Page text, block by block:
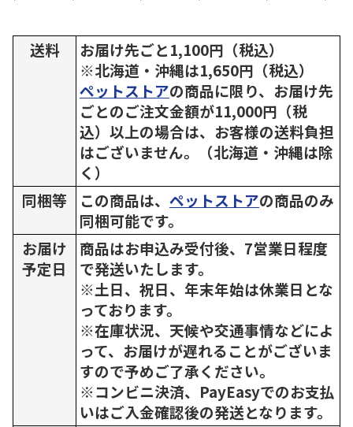
送料
お届け先ごと1,100円（税込）
※北海道・沖縄は1,650円（税込）
ペットストアの商品に限り、お届け先
ごとのご注文金額が11,000円（税
込）以上の場合は、お客様の送料負担
はございません。（北海道・沖縄は除
く）
同梱等
この商品は、 ペットストアの商品のみ
同梱可能です。
お届け
予定日
商品はお申込み受付後、7営業日程度
で発送いたします。
※土日、祝日、年末年始は休業日とな
っております。
※在庫状況、天候や交通事情などによ
って、お届けが遅れることがございま
すので予めご了承ください。
※コンビニ決済、PayEasyでのお支払
いはご入金確認後の発送となります。